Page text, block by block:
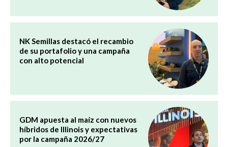
NK Semillas destacó el recambio
de su portafolio y una campaña
con alto potencial
GDM apuesta al maíz con nuevos
híbridos de Illinois y expectativas
por la campaña 2026/27